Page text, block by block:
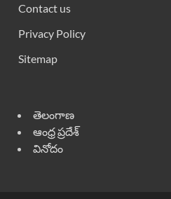
Contact us
Privacy Policy
Sitemap
తెలంగాణ
ఆంధ్ర ప్రదేశ్
వినోదం